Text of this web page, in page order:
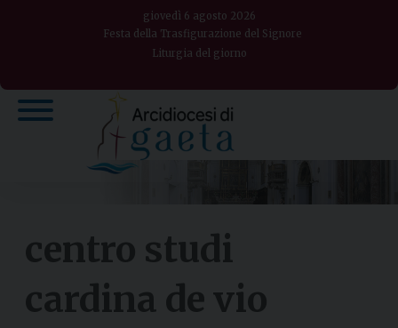
giovedì 6 agosto 2026
Festa della Trasfigurazione del Signore
Liturgia del giorno
centro studi
cardina de vio